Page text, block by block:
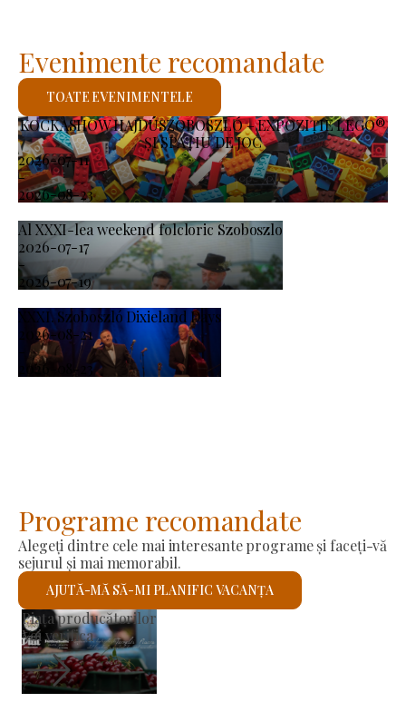
KOCKASHOW HAJDÚSZOBOSZLÓ – EXPOZIȚIE LEGO®
ȘI SPAȚIU DE JOC
2026-07-11
-
2026-08-23
Al XXXI-lea weekend folcloric Szoboszlo
2026-07-17
-
2026-07-19
XXXI. Szoboszló Dixieland Days
2026-08-21
-
2026-08-23
Evenimente recomandate
TOATE EVENIMENTELE
Programe recomandate
Alegeți dintre cele mai interesante programe și faceți-vă
sejurul și mai memorabil.
AJUTĂ-MĂ SĂ-MI PLANIFIC VACANȚA
Biserica romano-catolică Sfântul László
Voi verifica